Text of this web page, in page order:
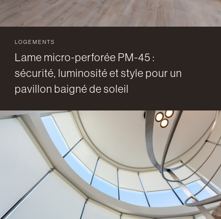
LOGEMENTS
Lame micro-perforée PM-45 :
sécurité, luminosité et style pour un
pavillon baigné de soleil